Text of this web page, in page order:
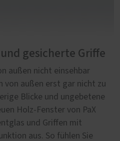
gesicherte Griffe
außen nicht einsehbar
von außen erst gar nicht zu
Blicke und ungebetene
Holz-Fenster von PaX
und Griffen mit
aus. So fühlen Sie